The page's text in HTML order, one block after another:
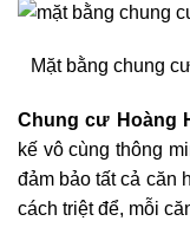
Mặt bằng chung
Chung cư Hoàng
kế vô cùng thông
đảm bảo tất cả căn
cách triệt để, mỗi